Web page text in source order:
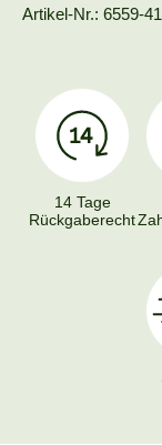
Artikel-Nr.: 6559-41
14 Tage
Rückgaberecht